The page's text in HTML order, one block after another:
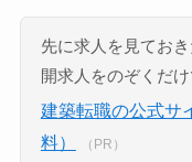
先に求人を見てお
開求人をのぞくだけ
建築転職の公式サ
料）
（PR）